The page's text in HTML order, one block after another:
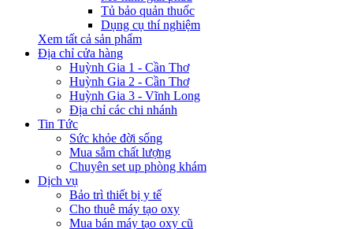
Tủ bảo quản thuốc
Dụng cụ thí nghiệm
Xem tất cả sản phẩm
Địa chỉ cửa hàng
Huỳnh Gia 1 - Cần Thơ
Huỳnh Gia 2 - Cần Thơ
Huỳnh Gia 3 - Vĩnh Long
Địa chỉ các chi nhánh
Tin Tức
Sức khỏe đời sống
Mua sắm chất lượng
Chuyên set up phòng khám
Dịch vụ
Bảo trì thiết bị y tế
Cho thuê máy tạo oxy
Mua bán máy tạo oxy cũ